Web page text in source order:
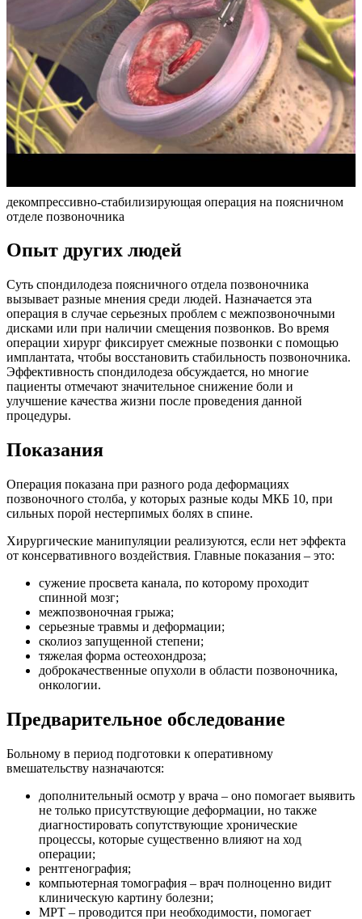
декомпрессивно-стабилизирующая операция на поясничном
отделе позвоночника
Опыт других людей
Суть спондилодеза поясничного отдела позвоночника
вызывает разные мнения среди людей. Назначается эта
операция в случае серьезных проблем с межпозвоночными
дисками или при наличии смещения позвонков. Во время
операции хирург фиксирует смежные позвонки с помощью
имплантата, чтобы восстановить стабильность позвоночника.
Эффективность спондилодеза обсуждается, но многие
пациенты отмечают значительное снижение боли и
улучшение качества жизни после проведения данной
процедуры.
Показания
Операция показана при разного рода деформациях
позвоночного столба, у которых разные коды МКБ 10, при
сильных порой нестерпимых болях в спине.
Хирургические манипуляции реализуются, если нет эффекта
от консервативного воздействия. Главные показания – это:
сужение просвета канала, по которому проходит
спинной мозг;
межпозвоночная грыжа;
серьезные травмы и деформации;
сколиоз запущенной степени;
тяжелая форма остеохондроза;
доброкачественные опухоли в области позвоночника,
онкологии.
Предварительное обследование
Больному в период подготовки к оперативному
вмешательству назначаются:
дополнительный осмотр у врача – оно помогает выявить
не только присутствующие деформации, но также
диагностировать сопутствующие хронические
процессы, которые существенно влияют на ход
операции;
рентгенография;
компьютерная томография – врач полноценно видит
клиническую картину болезни;
МРТ – проводится при необходимости, помогает